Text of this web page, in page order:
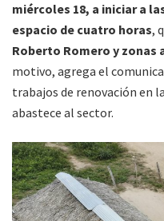
miércoles 18, a iniciar a
espacio de cuatro horas,
Roberto Romero y zonas
motivo, agrega el
trabajos de renovación en
abastece al sector.